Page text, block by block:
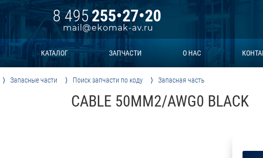
8 495255•27•20
mail@ekomak-av.ru
КАТАЛОГ ЗАПЧАСТИ О НАС
Запасные части Поиск запчасти по коду Запасная часть
CABLE 50MM2/AWG0 BLACK